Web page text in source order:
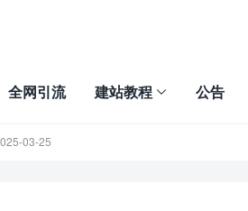
全网引流 建站教程 公告
03-25